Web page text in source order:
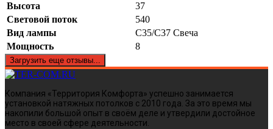
Высота
37
Световой поток
540
Вид лампы
С35/С37 Свеча
Мощность
8
Загрузить еще отзывы...
Компания «Территория Комфорта» успешно занимается
установкой натяжных потолков с 2010 года. За это время мы
накопили большой опыт в своём деле и утвердили достойное
место в своей сфере деятельности.